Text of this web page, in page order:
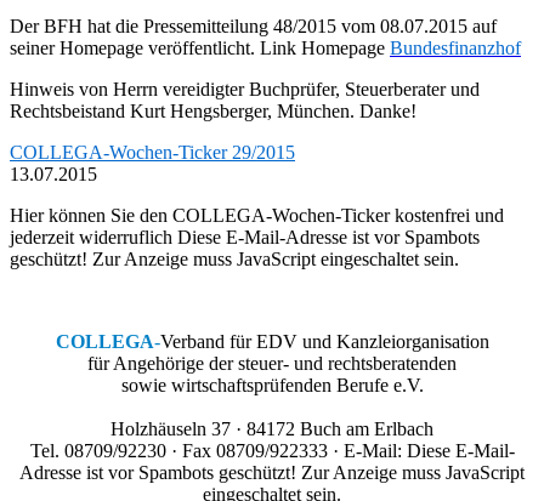
Der BFH hat die Pressemitteilung 48/2015 vom 08.07.2015 auf
seiner Homepage veröffentlicht. Link Homepage Bundesfinanzhof
Hinweis von Herrn vereidigter Buchprüfer, Steuerberater und
Rechtsbeistand Kurt Hengsberger, München. Danke!
COLLEGA-Wochen-Ticker 29/2015
13.07.2015
Hier können Sie den COLLEGA-Wochen-Ticker kostenfrei und
jederzeit widerruflich Diese E-Mail-Adresse ist vor Spambots
geschützt! Zur Anzeige muss JavaScript eingeschaltet sein.
COLLEGA-Verband für EDV und Kanzleiorganisation
für Angehörige der steuer- und rechtsberatenden
sowie wirtschaftsprüfenden Berufe e.V.
Holzhäuseln 37 · 84172 Buch am Erlbach
Tel. 08709/92230 · Fax 08709/922333 · E-Mail: Diese E-Mail-
Adresse ist vor Spambots geschützt! Zur Anzeige muss JavaScript
eingeschaltet sein.